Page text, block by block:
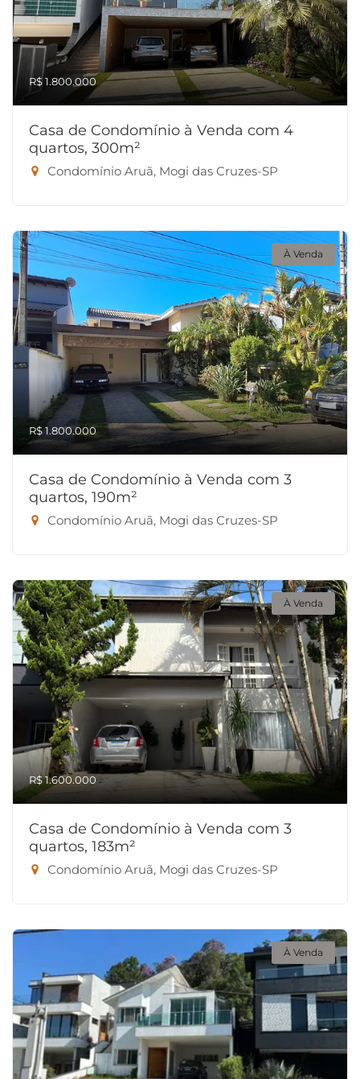
R$ 1.800.000
Casa de Condomínio à Venda com 4
quartos, 300m²
Condomínio Aruã, Mogi das Cruzes-SP
À Venda
R$ 1.800.000
Casa de Condomínio à Venda com 3
quartos, 190m²
Condomínio Aruã, Mogi das Cruzes-SP
À Venda
R$ 1.600.000
Casa de Condomínio à Venda com 3
quartos, 183m²
Condomínio Aruã, Mogi das Cruzes-SP
À Venda